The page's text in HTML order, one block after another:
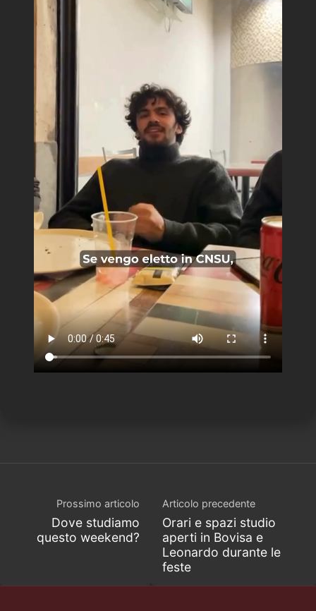
Prossimo articolo
Dove studiamo
questo weekend?
Articolo precedente
Orari e spazi studio
aperti in Bovisa e
Leonardo durante le
feste